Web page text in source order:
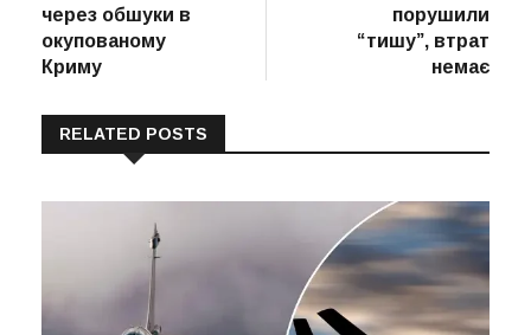
через обшуки в
окупованому
Криму
порушили
“тишу”, втрат
немає
RELATED POSTS